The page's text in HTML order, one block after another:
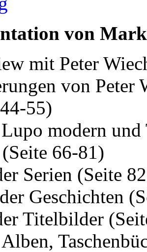
von
mit Peter
von Peter
55)
modern
66-81)
Serien (Seite
Geschichten
Titelbilder